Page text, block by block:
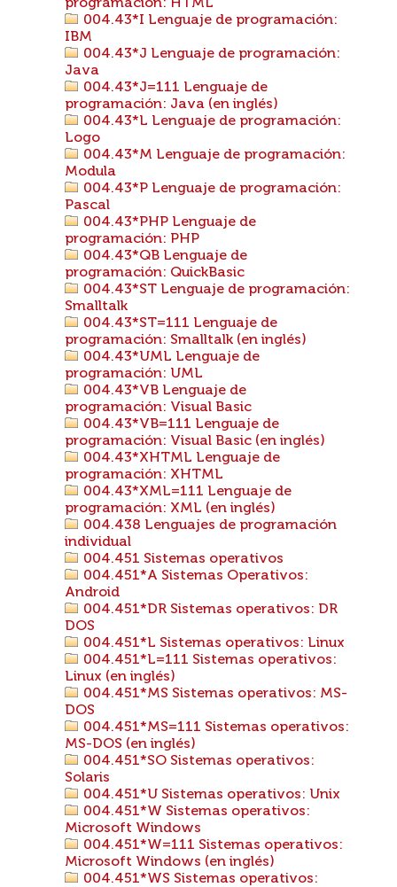
programación: HTML
004.43*I Lenguaje de programación:
IBM
004.43*J Lenguaje de programación:
Java
004.43*J=111 Lenguaje de
programación: Java (en inglés)
004.43*L Lenguaje de programación:
Logo
004.43*M Lenguaje de programación:
Modula
004.43*P Lenguaje de programación:
Pascal
004.43*PHP Lenguaje de
programación: PHP
004.43*QB Lenguaje de
programación: QuickBasic
004.43*ST Lenguaje de programación:
Smalltalk
004.43*ST=111 Lenguaje de
programación: Smalltalk (en inglés)
004.43*UML Lenguaje de
programación: UML
004.43*VB Lenguaje de
programación: Visual Basic
004.43*VB=111 Lenguaje de
programación: Visual Basic (en inglés)
004.43*XHTML Lenguaje de
programación: XHTML
004.43*XML=111 Lenguaje de
programación: XML (en inglés)
004.438 Lenguajes de programación
individual
004.451 Sistemas operativos
004.451*A Sistemas Operativos:
Android
004.451*DR Sistemas operativos: DR
DOS
004.451*L Sistemas operativos: Linux
004.451*L=111 Sistemas operativos:
Linux (en inglés)
004.451*MS Sistemas operativos: MS-
DOS
004.451*MS=111 Sistemas operativos:
MS-DOS (en inglés)
004.451*SO Sistemas operativos:
Solaris
004.451*U Sistemas operativos: Unix
004.451*W Sistemas operativos:
Microsoft Windows
004.451*W=111 Sistemas operativos:
Microsoft Windows (en inglés)
004.451*WS Sistemas operativos: